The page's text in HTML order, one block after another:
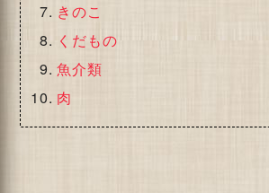
きのこ
くだもの
魚介類
肉